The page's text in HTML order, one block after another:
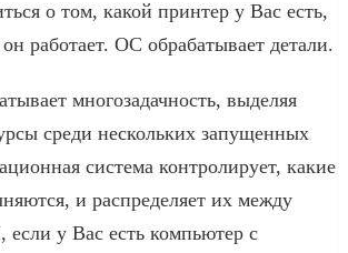
о том, какой принтер у Вас есть,
работает. ОС обрабатывает детали.
многозадачность, выделяя
среди нескольких запущенных
система контролирует, какие
и распределяет их между
у Вас есть компьютер с